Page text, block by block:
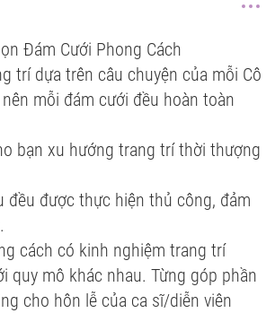
Đám Cưới Phong Cách
trí dựa trên câu chuyện của mỗi Cô
nên mỗi đám cưới đều hoàn toàn
bạn xu hướng trang trí thời thượng
đều được thực hiện thủ công, đảm
cách có kinh nghiệm trang trí
quy mô khác nhau. Từng góp phần
cho hôn lễ của ca sĩ/diễn viên